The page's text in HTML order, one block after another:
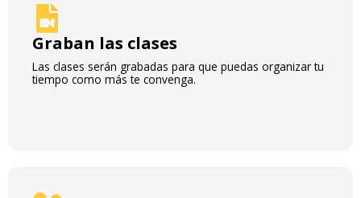
Graban las clases
Las clases serán grabadas para que puedas organizar tu
tiempo como más te convenga.